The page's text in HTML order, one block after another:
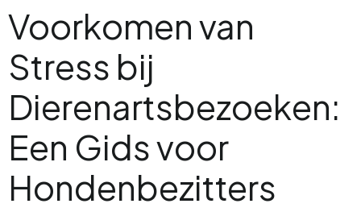
Voorkomen van
Stress bij
Dierenartsbezoeken:
Een Gids voor
Hondenbezitters